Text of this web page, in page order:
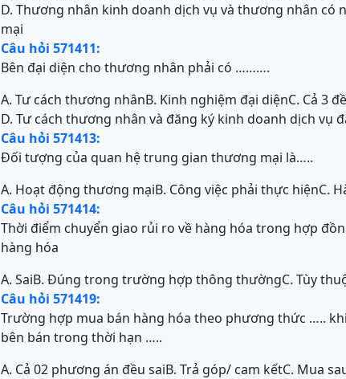
D. Thương nhân kinh doanh dịch vụ và thương nhân có
mại
Câu hỏi 571411:
Bên đại diện cho thương nhân phải có ……….
A. Tư cách thương nhânB. Kinh nghiệm đại diệnC. Cả 3
D. Tư cách thương nhân và đăng ký kinh doanh dịch vụ
Câu hỏi 571413:
Đối tượng của quan hệ trung gian thương mại là…..
A. Hoạt động thương mạiB. Công việc phải thực hiệnC.
Câu hỏi 571414:
Thời điểm chuyển giao rủi ro về hàng hóa trong hợp
hàng hóa
A. SaiB. Đúng trong trường hợp thông thườngC. Tùy
Câu hỏi 571419:
Trường hợp mua bán hàng hóa theo phương thức …..
bên bán trong thời hạn …..
A. Cả 02 phương án đều saiB. Trả góp/ cam kếtC. Mua